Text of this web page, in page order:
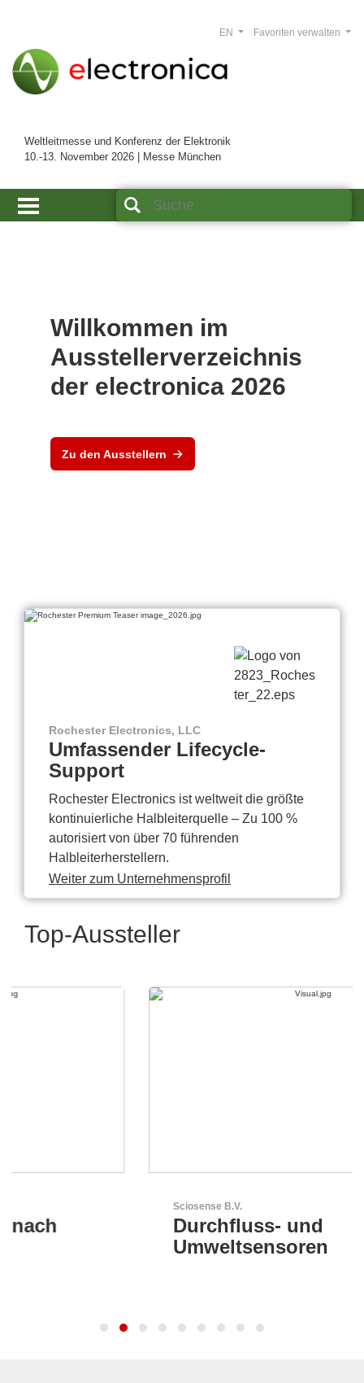
Weltleitmesse und Konferenz der Elektronik
10.-13. November 2026 | Messe München
Favoriten verwalten
EN
Willkommen im
Ausstellerverzeichnis
der electronica 2026
Zu den Ausstellern
Rochester Electronics, LLC
Umfassender Lifecycle-
Support
Rochester Electronics ist weltweit die größte
kontinuierliche Halbleiterquelle – Zu 100 %
autorisiert von über 70 führenden
Halbleiterherstellern.
Weiter zum Unternehmensprofil
Top-Aussteller
Durchfluss- und
Umweltsensoren